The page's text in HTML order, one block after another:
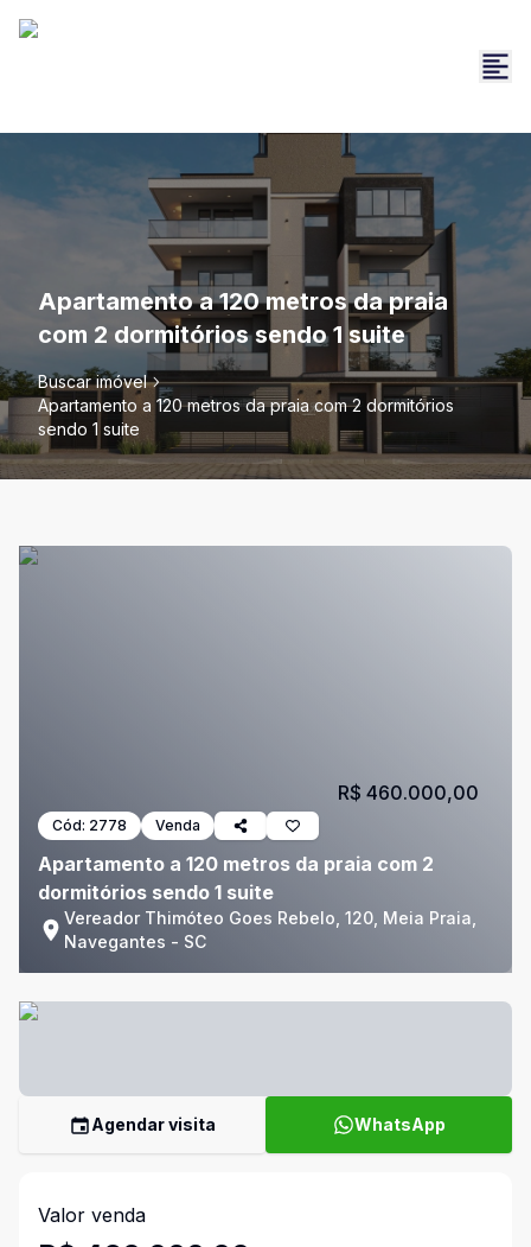
Apartamento a 120 metros da praia
com 2 dormitórios sendo 1 suite
Buscar imóvel
Apartamento a 120 metros da praia com 2 dormitórios
sendo 1 suite
Cód: 2778 Venda
Apartamento a 120 metros da praia com 2
dormitórios sendo 1 suite
Vereador Thimóteo Goes Rebelo, 120, Meia Praia,
Navegantes - SC
R$ 460.000,00
Agendar visita WhatsApp
Valor venda